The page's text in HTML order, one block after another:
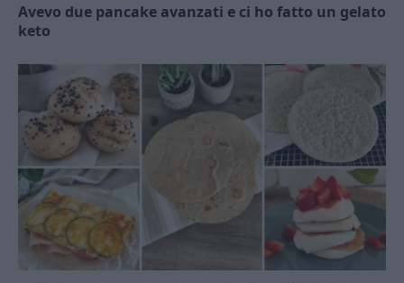
Avevo due pancake avanzati e ci ho fatto un gelato
keto